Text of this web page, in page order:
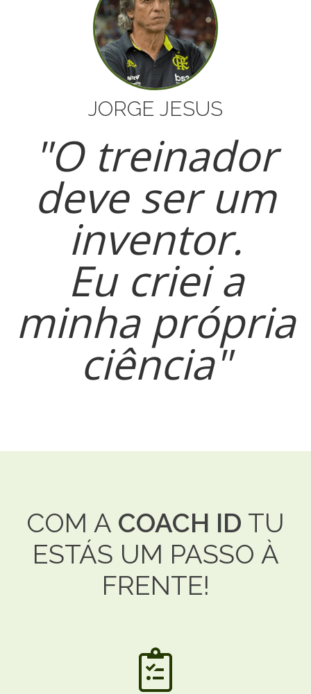
​JORGE JESUS
"​O treinador
deve ser um
inventor.
Eu criei a
minha própria
ciência"
COM A COACH ID TU
ESTÁS UM PASSO À
FRENTE!